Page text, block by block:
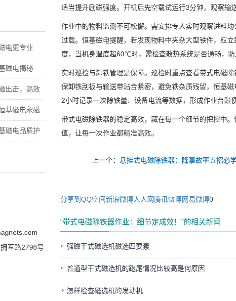
适当提升励磁强度。开机后先空载试运行3分钟，观察输
作业中的物料监测不可松懈。需安排专人实时观察进料
过载。恒基磁电提醒，若发现物料中夹杂大型铁件，应
度，当机身温度超60℃时，需检查散热系统是否通畅，防
实时巡检与卸铁管理是保障。巡检时重点查看带式电磁
保卸铁刮板与输送带贴合紧密，避免铁杂质残留，恒基
2小时记录一次除铁量、设备电流等数据，形成作业台账
带式电磁除铁器的稳定高效，藏在每一个细节的把控中
值，让每一次作业都精准高效。
上一个：悬挂式电磁除铁器：降事故率五招必
分享到 QQ空间新浪微博人人网 腾讯微博网易微博0
“带式电磁除铁器作业：细节定成效！”的相关新闻
强磁干式磁选机磁选四要素
普通型干式磁选机的跑尾情况比较高是何原因
怎样检查磁选机的发动机
电更专业
磁电揭秘
出击，高效
基磁电永磁
磁电品质护
军路2798号